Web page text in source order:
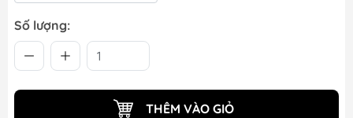
Số lượng:
THÊM VÀO GIỎ